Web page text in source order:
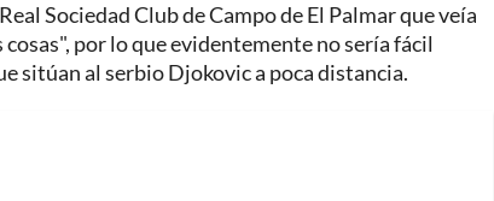
Sociedad Club de Campo de El Palmar que veía
por lo que evidentemente no sería fácil
sitúan al serbio Djokovic a poca distancia.